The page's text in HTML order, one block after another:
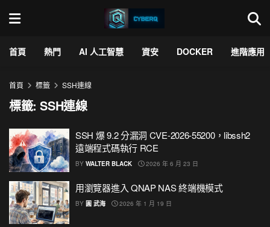
首頁 熱門 AI 人工智慧 資安 DOCKER 進階應用
首頁 標籤 SSH連線
標籤:SSH連線
SSH 爆 9.2 分漏洞 CVE-2026-55200，libssh2
遠端程式碼執行 RCE
BY WALTER BLACK 2026 年 6 月 23 日
用瀏覽器進入 QNAP NAS 終端機模式
BY 圓 武海 2026 年 1 月 19 日